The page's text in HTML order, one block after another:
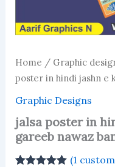
Home / Graphic
poster in hindi jashn e
Graphic Designs
jalsa poster in
gareeb nawaz
(1